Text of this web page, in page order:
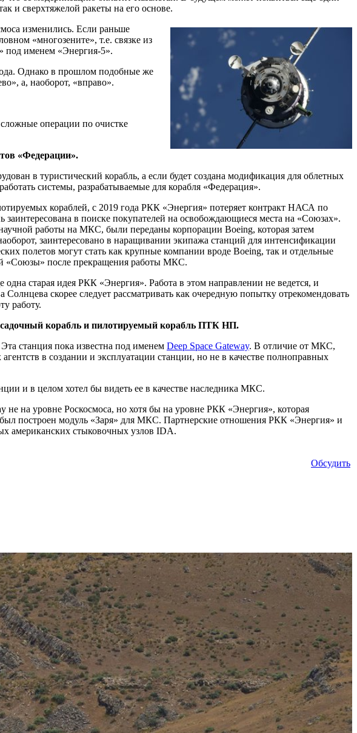
и сверхтяжелой ракеты на его основе.
изменились. Если раньше
«многозените», т.е. связке из
под именем «Энергия-5».
Однако в прошлом подобные же
а, наоборот, «вправо».
операции по очистке
«Федерации».
в туристический корабль, а если будет создана модификация для облетных
системы, разрабатываемые для корабля «Федерация».
кораблей, с 2019 года РКК «Энергия» потеряет контракт НАСА по
в поиске покупателей на освобождающиеся места на «Союзах».
работы на МКС, были переданы корпорации Boeing, которая затем
заинтересовано в наращивании экипажа станций для интенсификации
полетов могут стать как крупные компании вроде Boeing, так и отдельные
«Союзы» после прекращения работы МКС.
старая идея РКК «Энергия». Работа в этом направлении не ведется, и
скорее следует рассматривать как очередную попытку отрекомендовать
работу.
корабль и пилотируемый корабль ПТК НП.
станция пока известна под именем Deep Space Gateway. В отличие от МКС,
в создании и эксплуатации станции, но не в качестве полноправных
и в целом хотел бы видеть ее в качестве наследника МКС.
на уровне Роскосмоса, но хотя бы на уровне РКК «Энергия», которая
построен модуль «Заря» для МКС. Партнерские отношения РКК «Энергия» и
американских стыковочных узлов IDA.
Обсудить